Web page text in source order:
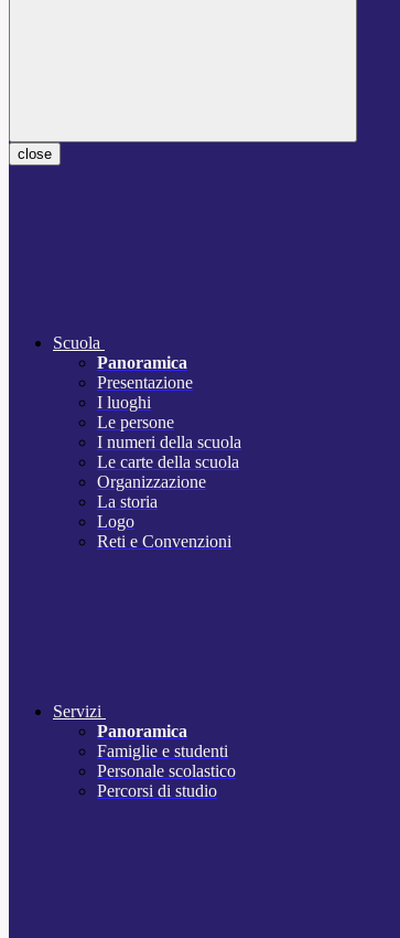
close
Scuola
Panoramica
Presentazione
I luoghi
Le persone
I numeri della scuola
Le carte della scuola
Organizzazione
La storia
Logo
Reti e Convenzioni
Servizi
Panoramica
Famiglie e studenti
Personale scolastico
Percorsi di studio